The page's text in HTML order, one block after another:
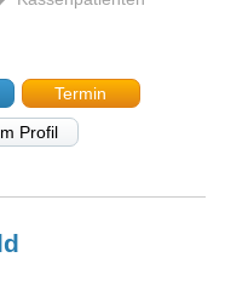
Termin
Profil